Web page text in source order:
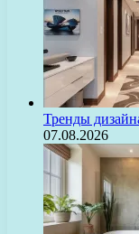
Тренды
07.08.2026